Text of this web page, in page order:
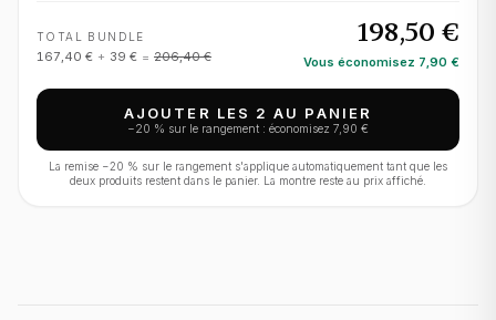
TOTAL BUNDLE
167,40 € + 39 € = 206,40 €
198,50 €
Vous économisez 7,90 €
AJOUTER LES 2 AU PANIER
−20 % sur le rangement : économisez 7,90 €
La remise −20 % sur le rangement s'applique automatiquement tant que les
deux produits restent dans le panier. La montre reste au prix affiché.